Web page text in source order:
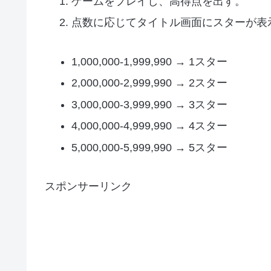
点数に応じてタイトル画面にスターが表
1,000,000-1,999,990 → 1スター
2,000,000-2,999,990 → 2スター
3,000,000-3,999,990 → 3スター
4,000,000-4,999,990 → 4スター
5,000,000-5,999,990 → 5スター
スポンサーリンク